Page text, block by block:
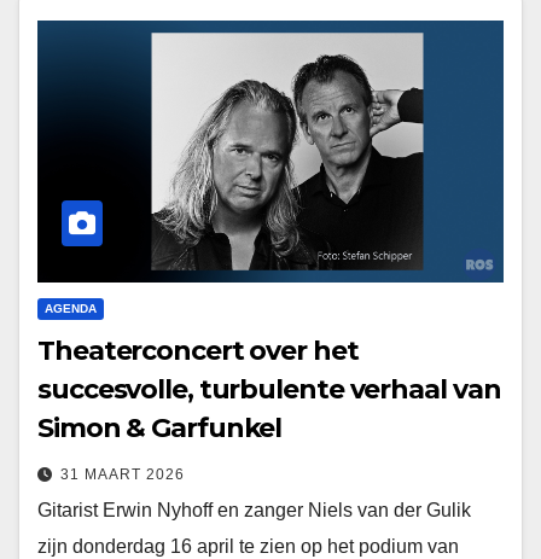
AGENDA
Theaterconcert over het
succesvolle, turbulente verhaal van
Simon & Garfunkel
31 MAART 2026
Gitarist Erwin Nyhoff en zanger Niels van der Gulik
zijn donderdag 16 april te zien op het podium van